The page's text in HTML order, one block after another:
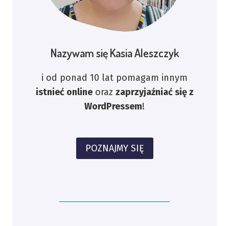
Nazywam się Kasia Aleszczyk
i od ponad 10 lat pomagam innym
istnieć onlineoraz zaprzyjaźniać się z
WordPressem!
POZNAJMY SIĘ